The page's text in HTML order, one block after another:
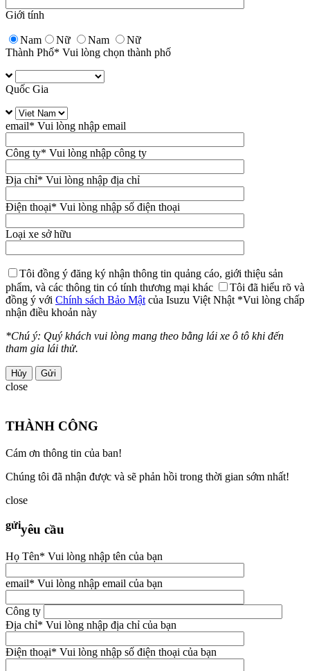
Giới tính
Nam Nữ Nam
Nữ
Thành Phố* Vui lòng chọn thành phố
Quốc Gia
email* Vui lòng nhập email
Công ty* Vui lòng nhập công ty
Địa chỉ* Vui lòng nhập địa chỉ
Điện thoại* Vui lòng nhập số điện thoại
Loại xe sở hữu
Tôi đồng ý đăng ký nhận thông tin quảng cáo, giới thiệu sản
phẩm, và các thông tin có tính thương mại khác
Tôi đã hiểu rõ và
đồng ý với Chính sách Bảo Mật của Isuzu Việt Nhật *Vui lòng chấp
nhận điều khoản này
*Chú ý: Quý khách vui lòng mang theo bằng lái xe ô tô khi đến
tham gia lái thử.
Hủy
close
THÀNH CÔNG
Cám ơn thông tin của ban!
Chúng tôi đã nhận được và sẽ phản hồi trong thời gian sớm nhất!
close
gửiyêu cầu
Họ Tên* Vui lòng nhập tên của bạn
email* Vui lòng nhập email của bạn
Công ty
Địa chỉ* Vui lòng nhập địa chỉ của bạn
Điện thoại* Vui lòng nhập số điện thoại của bạn